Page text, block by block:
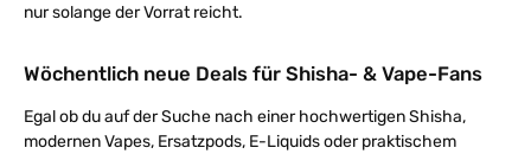
nur solange der Vorrat reicht.
Wöchentlich neue Deals für Shisha- & Vape-Fans
Egal ob du auf der Suche nach einer hochwertigen Shisha,
modernen Vapes, Ersatzpods, E-Liquids oder praktischem